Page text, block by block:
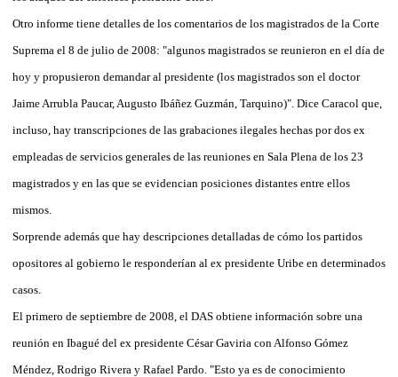
Otro informe tiene detalles de los comentarios de los magistrados de la Corte
Suprema el 8 de julio de 2008: "algunos magistrados se reunieron en el día de
hoy y propusieron demandar al presidente (los magistrados son el doctor
Jaime Arrubla Paucar, Augusto Ibáñez Guzmán, Tarquino)". Dice Caracol que,
incluso, hay transcripciones de las grabaciones ilegales hechas por dos ex
empleadas de servicios generales de las reuniones en Sala Plena de los 23
magistrados y en las que se evidencian posiciones distantes entre ellos
mismos.
Sorprende además que hay descripciones detalladas de cómo los partidos
opositores al gobierno le responderían al ex presidente Uribe en determinados
casos.
El primero de septiembre de 2008, el DAS obtiene información sobre una
reunión en Ibagué del ex presidente César Gaviria con Alfonso Gómez
Méndez, Rodrigo Rivera y Rafael Pardo. "Esto ya es de conocimiento